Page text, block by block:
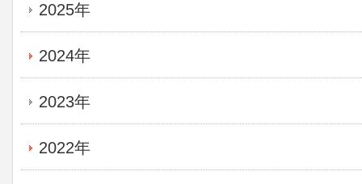
2025年
2024年
2023年
2022年